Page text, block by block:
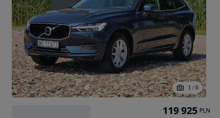
1 / 6
119 925 PLN